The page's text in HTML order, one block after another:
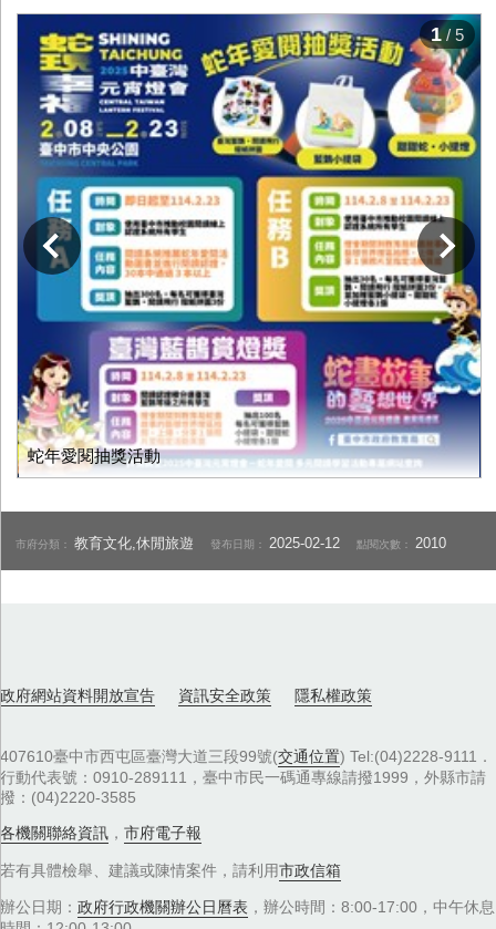
蛇年愛閱抽獎活動
下一張
1/ 5
市府分類：教育文化,休閒旅遊 發布日期： 2025-02-12 點閱次數： 2010
政府網站資料開放宣告 資訊安全政策 隱私權政策
407610臺中市西屯區臺灣大道三段99號(交通位置) Tel:(04)2228-9111．
行動代表號：0910-289111，臺中市民一碼通專線請撥1999，外縣市請
撥：(04)2220-3585
各機關聯絡資訊 ， 市府電子報
若有具體檢舉、建議或陳情案件，請利用市政信箱
辦公日期： 政府行政機關辦公日曆表 ，辦公時間：8:00-17:00，中午休息